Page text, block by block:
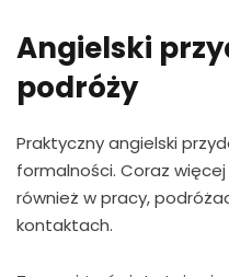
Angielski
podróży
Praktyczny angielski
formalności. Coraz
również w pracy,
kontaktach.